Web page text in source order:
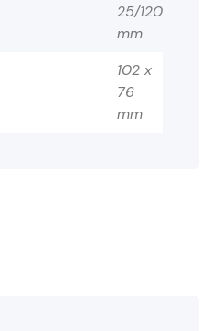
25/120
mm
102 x
76
mm